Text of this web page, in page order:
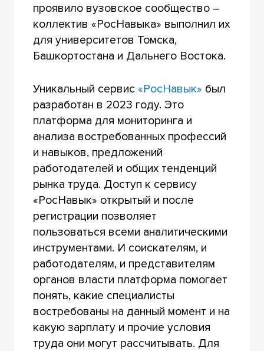
проявило вузовское сообщество –
коллектив «РосНавыка» выполнил их
для университетов Томска,
Башкортостана и Дальнего Востока.
Уникальный сервис «РосНавык» был
разработан в 2023 году. Это
платформа для мониторинга и
анализа востребованных профессий
и навыков, предложений
работодателей и общих тенденций
рынка труда. Доступ к сервису
«РосНавык» открытый и после
регистрации позволяет
пользоваться всеми аналитическими
инструментами. И соискателям, и
работодателям, и представителям
органов власти платформа помогает
понять, какие специалисты
востребованы на данный момент и на
какую зарплату и прочие условия
труда они могут рассчитывать. Для